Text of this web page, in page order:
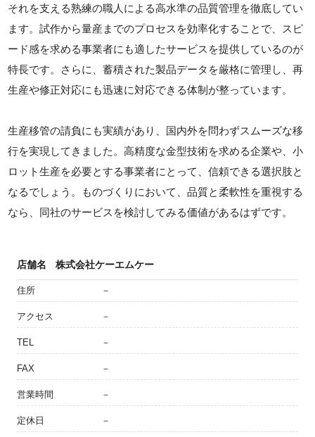
それを支える熟練の職人による高水準の品質管理を徹底してい
ます。試作から量産までのプロセスを効率化することで、スピ
ード感を求める事業者にも適したサービスを提供しているのが
特長です。さらに、蓄積された製品データを厳格に管理し、再
生産や修正対応にも迅速に対応できる体制が整っています。
生産移管の請負にも実績があり、国内外を問わずスムーズな移
行を実現してきました。高精度な金型技術を求める企業や、小
ロット生産を必要とする事業者にとって、信頼できる選択肢と
なるでしょう。ものづくりにおいて、品質と柔軟性を重視する
なら、同社のサービスを検討してみる価値があるはずです。
店舗名 株式会社ケーエムケー
住所 －
アクセス －
TEL －
FAX －
営業時間 －
定休日 －